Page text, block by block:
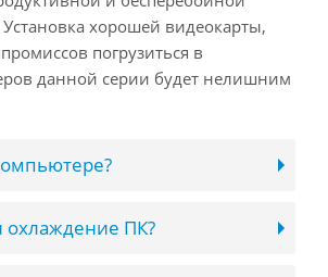
хорошей видеокарты,
погрузиться в
данной серии будет нелишним
охлаждение ПК?